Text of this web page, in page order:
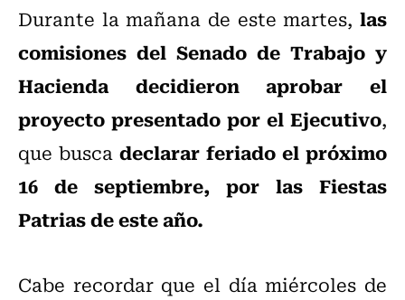
Durante la mañana de este martes, las
comisiones del Senado de Trabajo y
Hacienda decidieron aprobar el
proyecto presentado por el Ejecutivo,
que busca declarar feriado el próximo
16 de septiembre, por las Fiestas
Patrias de este año.
Cabe recordar que el día miércoles de